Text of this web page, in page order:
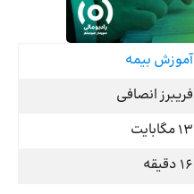
آموزش بیمه
فریبرز انصافی
13 مگابایت
16 دقیقه